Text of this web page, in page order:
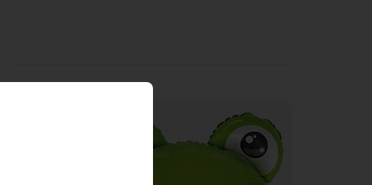
compleet cadeaupakket.
met drie ballonnen in
bijpassende kleuren, of